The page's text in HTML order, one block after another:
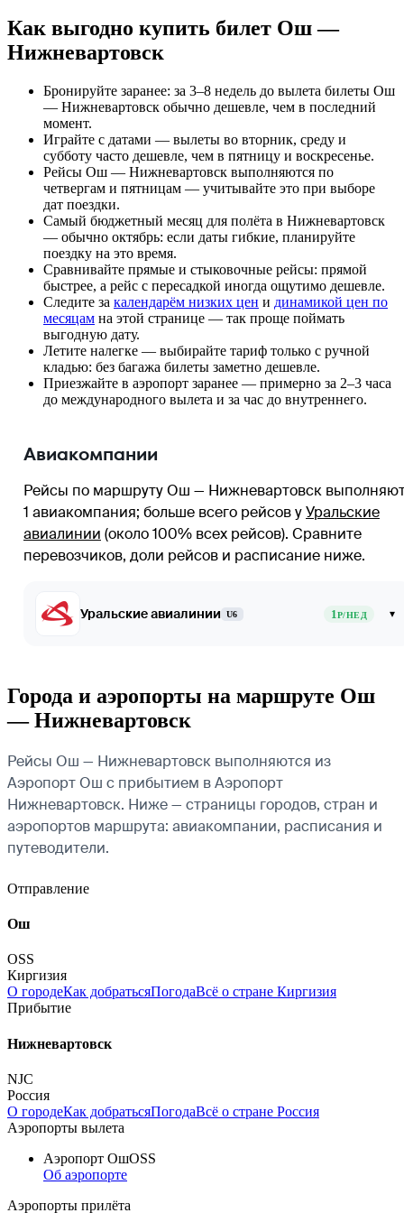
Как выгодно купить билет Ош —
Нижневартовск
Бронируйте заранее: за 3–8 недель до вылета билеты Ош
— Нижневартовск обычно дешевле, чем в последний
момент.
Играйте с датами — вылеты во вторник, среду и
субботу часто дешевле, чем в пятницу и воскресенье.
Рейсы Ош — Нижневартовск выполняются по
четвергам и пятницам — учитывайте это при выборе
дат поездки.
Самый бюджетный месяц для полёта в Нижневартовск
— обычно октябрь: если даты гибкие, планируйте
поездку на это время.
Сравнивайте прямые и стыковочные рейсы: прямой
быстрее, а рейс с пересадкой иногда ощутимо дешевле.
Следите за календарём низких цен и динамикой цен по
месяцам на этой странице — так проще поймать
выгодную дату.
Летите налегке — выбирайте тариф только с ручной
кладью: без багажа билеты заметно дешевле.
Приезжайте в аэропорт заранее — примерно за 2–3 часа
до международного вылета и за час до внутреннего.
Авиакомпании
Рейсы по маршруту Ош — Нижневартовск
1 авиакомпания; больше всего рейсов уУральские
авиалинии (около 100% всех рейсов). Сравните
перевозчиков, доли рейсов и расписание ниже.
Уральские авиалинии U6 1Р/НЕД ▾
Города и аэропорты на маршруте Ош
— Нижневартовск
Рейсы Ош — Нижневартовск выполняются из
Аэропорт Ош с прибытием в Аэропорт
Нижневартовск. Ниже — страницы городов, стран и
аэропортов маршрута: авиакомпании, расписания и
путеводители.
Отправление
Ош
OSS
Киргизия
О городеКак добратьсяПогодаВсё о стране Киргизия
Прибытие
Нижневартовск
NJC
Россия
О городеКак добратьсяПогодаВсё о стране Россия
Аэропорты вылета
Аэропорт ОшOSS
Об аэропорте
Аэропорты прилёта